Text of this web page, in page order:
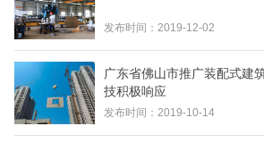
发布时间：2019-12-02
广东省佛山市推广装配式建
技积极响应
发布时间：2019-10-14